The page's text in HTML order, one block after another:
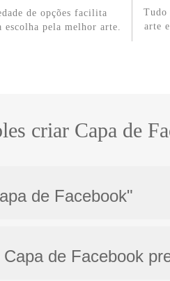
de opções facilita
escolha pela melhor arte.
Tudo
arte
criar Capa de
de Facebook"
de Facebook